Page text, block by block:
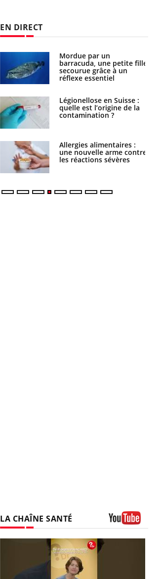
EN DIRECT
Mordue par un
barracuda, une petite fille
secourue grâce à un
réflexe essentiel
Légionellose en Suisse :
quelle est l’origine de la
contamination ?
Allergies alimentaires :
une nouvelle arme contre
les réactions sévères
LA CHAÎNE SANTÉ